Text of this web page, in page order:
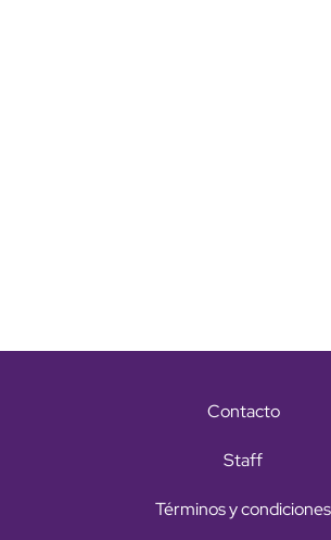
Contacto
Staff
Términos y condiciones